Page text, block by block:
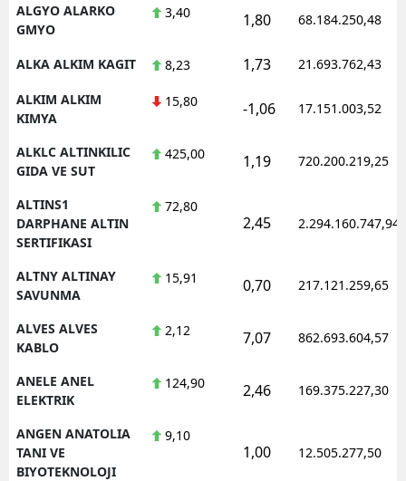
ALGYO ALARKO
GMYO
3,40 1,80 68.184.250,48
ALKA ALKIM KAGIT 8,23 1,73 21.693.762,43
ALKIM ALKIM
KIMYA
15,80 -1,06 17.151.003,52
ALKLC ALTINKILIC
GIDA VE SUT
425,00 1,19 720.200.219,25
ALTINS1
DARPHANE ALTIN
SERTIFIKASI
72,80
2,45 2.294.160.747,94
ALTNY ALTINAY
SAVUNMA
15,91 0,70 217.121.259,65
ALVES ALVES
KABLO
2,12 7,07 862.693.604,57
ANELE ANEL
ELEKTRIK
124,90 2,46 169.375.227,30
ANGEN ANATOLIA
TANI VE
BIYOTEKNOLOJI
9,10
1,00 12.505.277,50